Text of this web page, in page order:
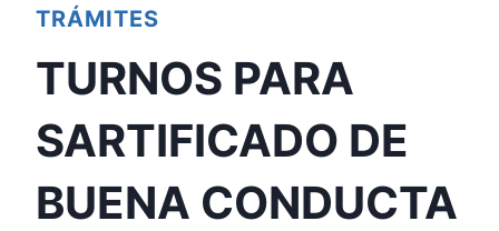
TRÁMITES
TURNOS PARA
SARTIFICADO DE
BUENA CONDUCTA